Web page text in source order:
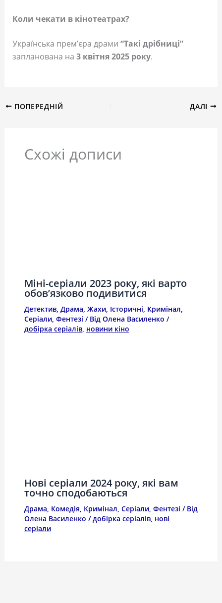
Коли чекати в кінотеатрах?
Українська прем’єра драми “Такі дрібниці”
запланована на 3 квітня 2025 року.
ПОПЕРЕДНІЙ ДАЛІ
Схожі дописи
Міні-серіали 2023 року, які варто
обов’язково подивитися
Детектив, Драма Жахи, Історичні Кримінал
Серіали, Фентезі / Від Олена Василенко /
добірка серіалів, новини кіно
Нові серіали 2024 року, які вам
точно сподобаються
Драма Комедія Кримінал Серіали, Фентезі / Від
Олена Василенко /добірка серіалів, нові
серіали